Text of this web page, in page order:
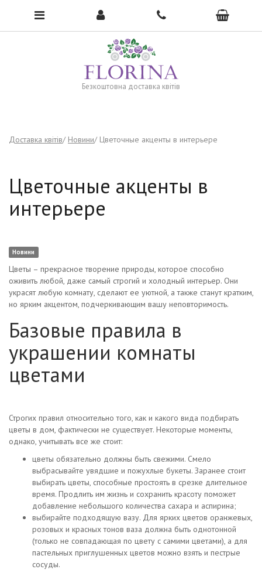
Безкоштовна доставка квітів
To open the menu, click here →
Доставка квітів Новини Цветочные акценты в интерьере
Цветочные акценты в
интерьере
Новини
Цветы – прекрасное творение природы, которое способно
оживить любой, даже самый строгий и холодный интерьер. Они
украсят любую комнату, сделают ее уютной, а также станут кратким,
но ярким акцентом, подчеркивающим вашу неповторимость.
Базовые правила в
украшении комнаты
цветами
Строгих правил относительно того, как и какого вида подбирать
цветы в дом, фактически не существует. Некоторые моменты,
однако, учитывать все же стоит:
цветы обязательно должны быть свежими. Смело
выбрасывайте увядшие и пожухлые букеты. Заранее стоит
выбирать цветы, способные простоять в срезке длительное
время. Продлить им жизнь и сохранить красоту поможет
добавление небольшого количества сахара и аспирина;
выбирайте подходящую вазу. Для ярких цветов оранжевых,
розовых и красных тонов ваза должна быть однотонной
(только не совпадающая по цвету с самими цветами), а для
пастельных приглушенных цветов можно взять и пестрые
сосуды.